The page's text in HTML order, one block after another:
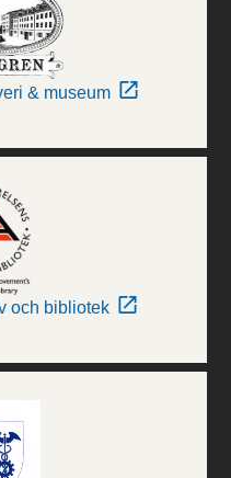
& museum
och bibliotek